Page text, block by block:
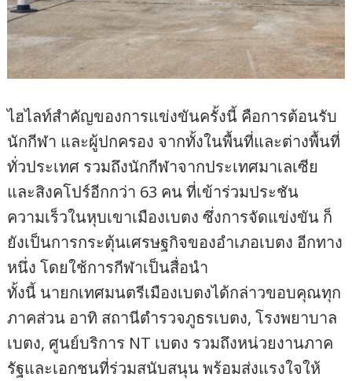
ไฮไลท์สำคัญของการแข่งขันครั้งนี้ คือการต้อนรับ
นักกีฬา และผู้ปกครอง จากทั้งในพื้นที่และต่างพื้นที่
ทั่วประเทศ รวมถึงนักกีฬาจากประเทศมาเลเซีย
และสิงคโปร์อีกกว่า 63 คน ที่เข้าร่วมประชัน
ความเร็วในหุบเขาเมืองเบตง ซึ่งการจัดแข่งขัน ก็
ยังเป็นการกระตุ้นเศรษฐกิจของอำเภอเบตง อีกทาง
หนึ่ง โดยใช้การกีฬาเป็นสื่อนำ
ทั้งนี้ นายกเทศมนตรีเมืองเบตงได้กล่าวขอบคุณทุก
ภาคส่วน อาทิ สถานีตำรวจภูธรเบตง, โรงพยาบาล
เบตง, ศูนย์บริการ NT เบตง รวมถึงหน่วยงานภาค
รัฐและเอกชนที่ร่วมสนับสนุน พร้อมส่งแรงใจให้